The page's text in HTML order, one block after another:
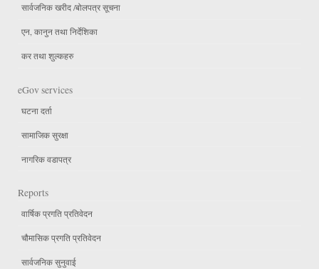
सार्वजनिक खरीद /बोलपत्र सूचना
एन, कानुन तथा निर्देशिका
कर तथा शुल्कहरु
eGov services
घटना दर्ता
सामाजिक सुरक्षा
नागरिक वडापत्र
Reports
वार्षिक प्रगति प्रतिवेदन
चौमासिक प्रगति प्रतिवेदन
सार्वजनिक सुनुवाई